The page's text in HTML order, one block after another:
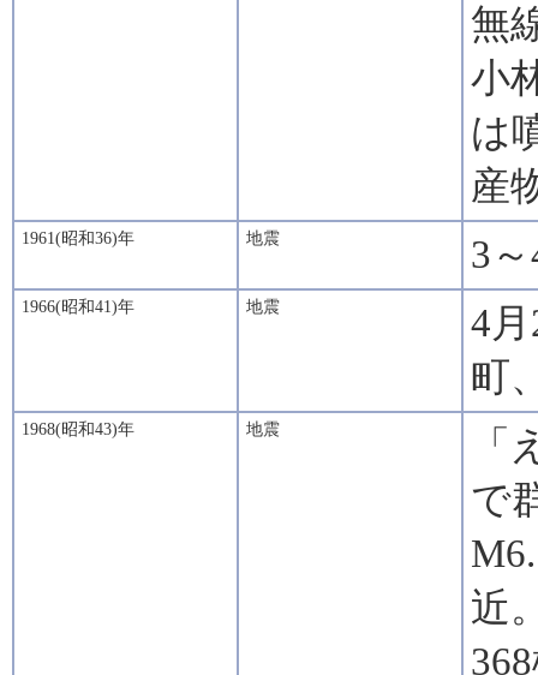
無
小
は
産
1961(昭和36)年 地震 3
1966(昭和41)年 地震
4
町
1968(昭和43)年 地震
で
近